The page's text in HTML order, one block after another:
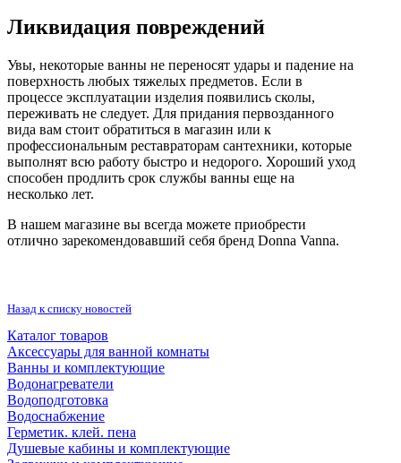
Ликвидация повреждений
Увы, некоторые ванны не переносят удары и падение на
поверхность любых тяжелых предметов. Если в
процессе эксплуатации изделия появились сколы,
переживать не следует. Для придания первозданного
вида вам стоит обратиться в магазин или к
профессиональным реставраторам сантехники, которые
выполнят всю работу быстро и недорого. Хороший уход
способен продлить срок службы ванны еще на
несколько лет.
В нашем магазине вы всегда можете приобрести
отлично зарекомендовавший себя бренд Donna Vanna.
Назад к списку новостей
Каталог товаров
Аксессуары для ванной комнаты
Ванны и комплектующие
Водонагреватели
Водоподготовка
Водоснабжение
Герметик. клей. пена
Душевые кабины и комплектующие
Прокладки (Фум. лен. нить) и комплектующие